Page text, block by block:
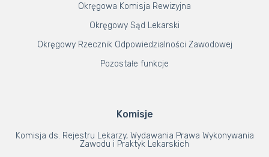
Okręgowa Komisja Rewizyjna
Okręgowy Sąd Lekarski
Okręgowy Rzecznik Odpowiedzialności Zawodowej
Pozostałe funkcje
Komisje
Komisja ds. Rejestru Lekarzy, Wydawania Prawa Wykonywania
Zawodu i Praktyk Lekarskich